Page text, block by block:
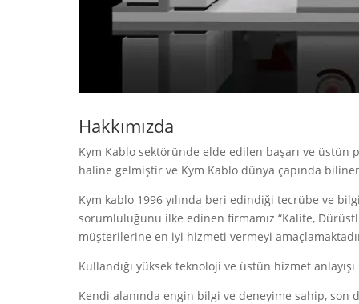
Hakkımızda
Kym Kablo sektöründe elde edilen başarı ve
haline gelmiştir ve Kym Kablo dünya çapında
Kym kablo 1996 yılında beri edindiği tecrübe ve
sorumluluğunu ilke edinen firmamız “Kalite,
müşterilerine en iyi hizmeti vermeyi
Kullandığı yüksek teknoloji ve üstün hizmet
Kendi alanında engin bilgi ve deneyime sahip,